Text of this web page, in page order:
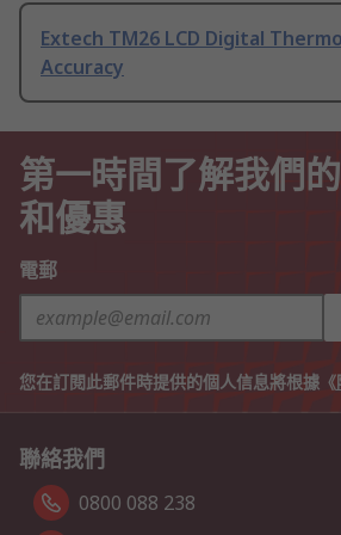
Extech TM26 LCD Digital
Accuracy
第一時間了解我們
和優惠
電郵
您在訂閱此郵件時提供的個人信息將根據《
聯絡我們
0800 088 238